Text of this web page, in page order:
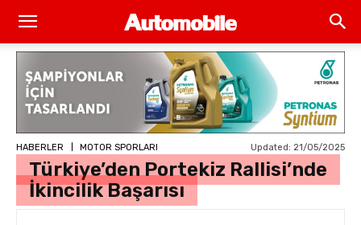
HABERLER MOTOR SPORLARI Updated: 21/05/2025
Türkiye’den Portekiz Rallisi’nde
İkincilik Başarısı